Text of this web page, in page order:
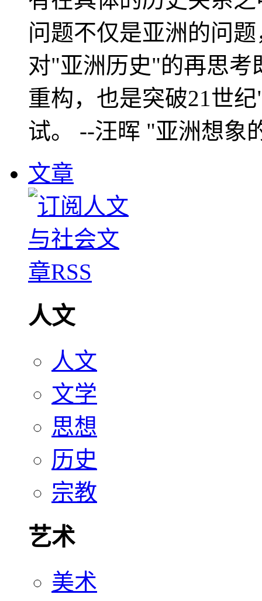
问题不仅是亚洲的问
对"亚洲历史"的再思考
重构，也是突破21世
试。 --汪晖 "亚洲想象
文章
人文
人文
文学
思想
历史
宗教
艺术
美术